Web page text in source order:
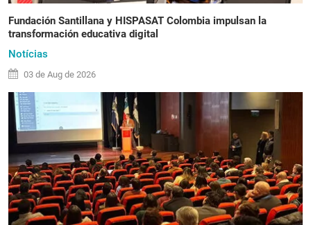
Fundación Santillana y HISPASAT Colombia impulsan la
transformación educativa digital
Notícias
03 de Aug de 2026